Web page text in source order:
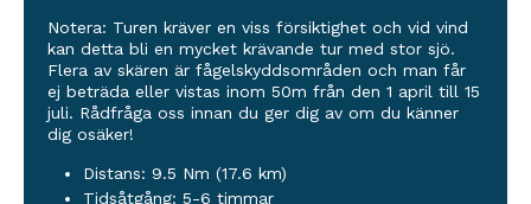
Notera: Turen kräver en viss försiktighet och vid vind
kan detta bli en mycket krävande tur med stor sjö.
Flera av skären är fågelskyddsområden och man får
ej beträda eller vistas inom 50m från den 1 april till 15
juli. Rådfråga oss innan du ger dig av om du känner
dig osäker!
Distans: 9.5 Nm (17.6 km)
Tidsåtgång: 5-6 timmar